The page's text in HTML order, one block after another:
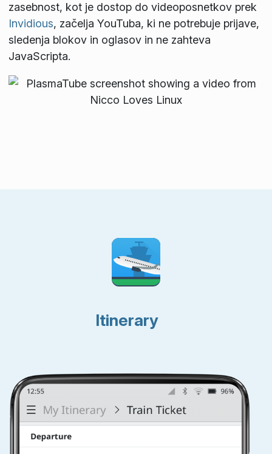
zasebnost, kot je dostop do videoposnetkov prek
Invidious, začelja YouTuba, ki ne potrebuje prijave,
sledenja blokov in oglasov in ne zahteva
JavaScripta.
Itinerary